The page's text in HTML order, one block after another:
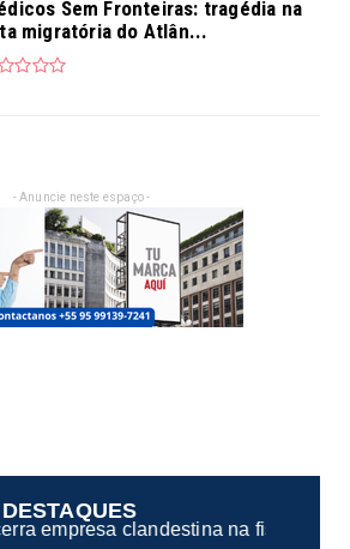
Sem Fronteiras: tragédia na
migratória do Atlân...
- Anuncie neste espaço -
DESTAQUES
fiscalização de casas noturnas de